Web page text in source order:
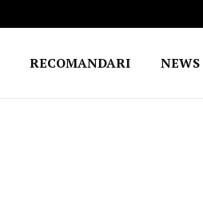
RECOMANDARI NEWS